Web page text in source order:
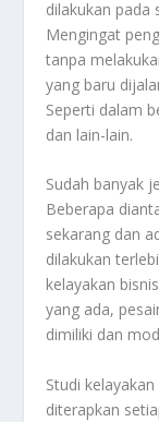
dilakukan pada
Mengingat
tanpa
yang baru
Seperti dalam
dan lain-lain.
Sudah banyak
Beberapa
sekarang dan
dilakukan
kelayakan
yang ada,
dimiliki dan
Studi
diterapkan